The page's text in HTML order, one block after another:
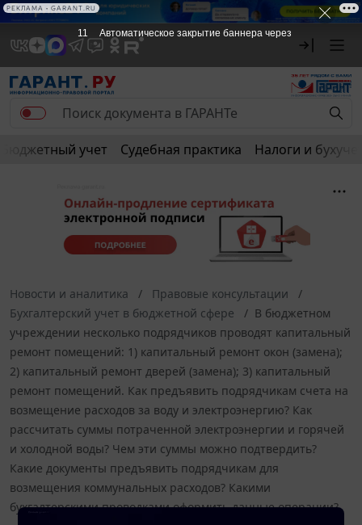
Бюджетный учет Судебная практика Налоги и
Новости и аналитика
Правовые консультации
Бухгалтерский учет в бюджетной сфере
В бюджетном
учреждении несколько подрядчиков проводят капитальный
ремонт помещений: 1) капитальный ремонт окон (замена);
2) капитальный ремонт дверей (замена); 3) капитальный
ремонт помещений. Как предъявить подрядчикам счета на
возмещение расходов за воду и электроэнергию? Как
рассчитать суммы потраченной электроэнергии и горячей
и холодной воды? Чем эти суммы можно подтвердить?
Какие документы предъявить подрядчикам для
возмещения коммунальных расходов? Какими
бухгалтерскими проводками оформить данные операции?
10 Автоматическое закрытие баннера через
РЕКЛАМА • GARANT.RU